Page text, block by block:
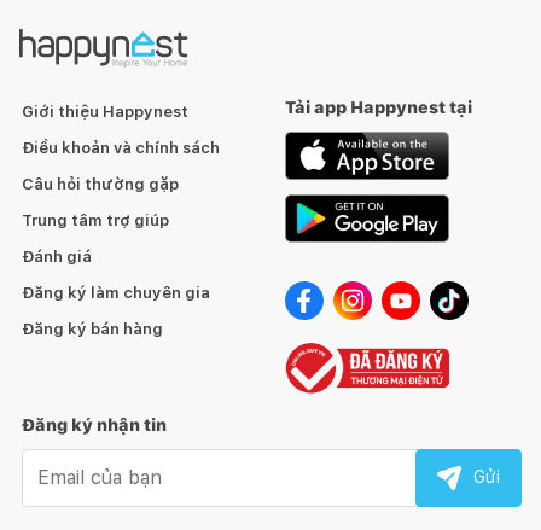
Giới thiệu Happynest
Điều khoản và chính sách
Câu hỏi thường gặp
Trung tâm trợ giúp
Đánh giá
Đăng ký làm chuyên gia
Đăng ký bán hàng
Tải app Happynest tại
Đăng ký nhận tin
Gửi